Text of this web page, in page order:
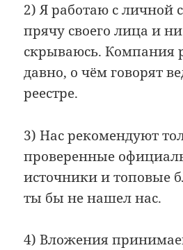
2) Я работаю с личной
прячу своего лица и
скрываюсь. Компания
давно, о чём говорят
реестре.
3) Нас рекомендуют
проверенные
источники и топовые
ты бы не нашел нас.
4) Вложения